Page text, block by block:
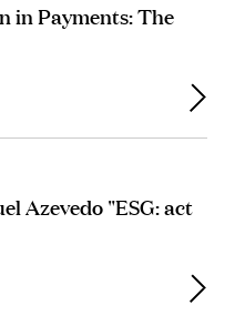
in Payments: The
Azevedo "ESG: act